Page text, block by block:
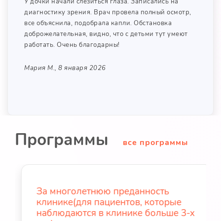
диагностику зрения. Врач провела полный осмотр,
все объяснила, подобрала капли. Обстановка
доброжелательная, видно, что с детьми тут умеют
работать. Очень благодарны!
Мария М., 8 января 2026
Программы все программы
За многолетнюю преданность
клинике(для пациентов, которые
наблюдаются в клинике больше 3-х